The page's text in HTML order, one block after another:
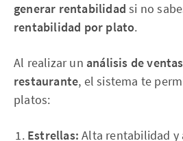
generar rentabilidad si no
rentabilidad por plato.
Al realizar un análisis de
restaurante, el sistema te
platos:
Estrellas: Alta rentabilidad